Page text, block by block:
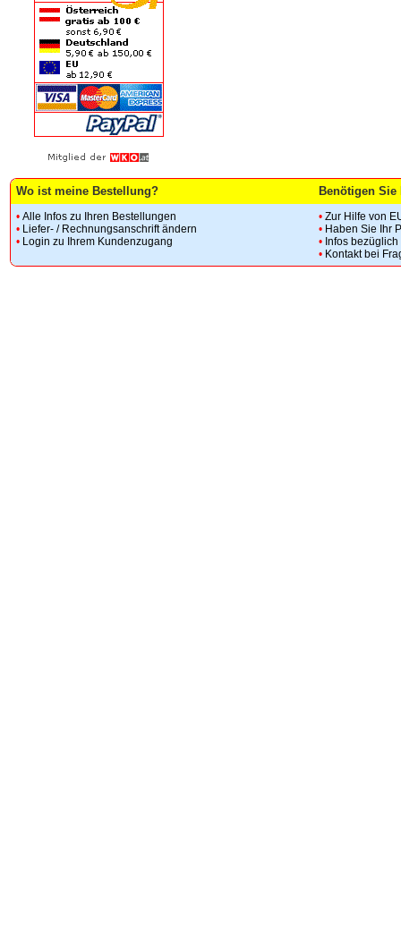
Wo ist meine Bestellung? Benötigen Sie
• Alle Infos zu Ihren Bestellungen
• Liefer- / Rechnungsanschrift ändern
• Login zu Ihrem Kundenzugang
• Zur Hilfe von
• Haben Sie Ihr
• Infos
• Kontakt bei